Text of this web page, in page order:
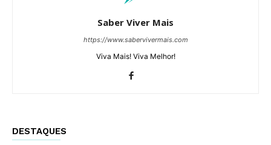
Saber Viver Mais
https://www.sabervivermais.com
Viva Mais! Viva Melhor!
DESTAQUES